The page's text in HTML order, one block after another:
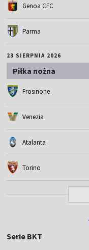
Genoa CFC
Parma
23 SIERPNIA 2026
Piłka nożna
Frosinone
Venezia
Atalanta
Torino
Serie BKT